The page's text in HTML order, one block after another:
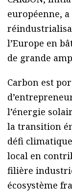
européenne,
l’Europe en
de grande
Carbon est
l’énergie
la transition
défi
local en
filière
écosystème